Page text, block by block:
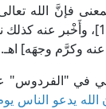
فإنَّ الله
وكرَّم وجهَه] اهـ.
في "الفردوس"
الله يدعو الناس